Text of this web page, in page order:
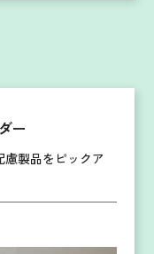
ー
製品をピックア